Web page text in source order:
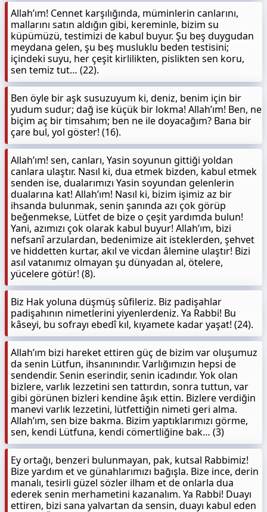
Allah’ım! Cennet karşılığında, müminlerin canlarını,
mallarını satın aldığın gibi, kereminle, bizim su
küpümüzü, testimizi de kabul buyur. Şu beş duygudan
meydana gelen, şu beş musluklu beden testisini;
içindeki suyu, her çeşit kirlilikten, pislikten sen koru,
sen temiz tut… (22).
Ben öyle bir aşk susuzuyum ki, deniz, benim için bir
yudum sudur; dağ ise küçük bir lokma! Allah’ım! Ben, ne
biçim aç bir timsahım; ben ne ile doyacağım? Bana bir
çare bul, yol göster! (16).
Allah’ım! sen, canları, Yasin soyunun gittiği yoldan
canlara ulaştır. Nasıl ki, dua etmek bizden, kabul etmek
senden ise, dualarımızı Yasin soyundan gelenlerin
dualarına kat! Allah’ım! Nasıl ki, bizim işimiz az bir
ihsanda bulunmak, senin şanında azı çok görüp
beğenmekse, Lütfet de bize o çeşit yardımda bulun!
Yani, azımızı çok olarak kabul buyur! Allah’ım, bizi
nefsanî arzulardan, bedenimize ait isteklerden, şehvet
ve hiddetten kurtar, akıl ve vicdan âlemine ulaştır! Bizi
asıl vatanımız olmayan şu dünyadan al, ötelere,
yücelere götür! (8).
Biz Hak yoluna düşmüş sûfileriz. Biz padişahlar
padişahının nimetlerini yiyenlerdeniz. Ya Rabbi! Bu
kâseyi, bu sofrayı ebedî kıl, kıyamete kadar yaşat! (24).
Allah’ım bizi hareket ettiren güç de bizim var oluşumuz
da senin Lütfun, ihsanınındır. Varlığımızın hepsi de
sendendir. Senin eserindir, senin icadındır. Yok olan
bizlere, varlık lezzetini sen tattırdın, sonra tuttun, var
gibi görünen bizleri kendine âşık ettin. Bizlere verdiğin
manevi varlık lezzetini, lütfettiğin nimeti geri alma.
Allah’ım, sen bize bakma. Bizim yaptıklarımızı görme,
sen, kendi Lütfuna, kendi cömertliğine bak… (3)
Ey ortağı, benzeri bulunmayan, pak, kutsal Rabbimiz!
Bize yardım et ve günahlarımızı bağışla. Bize ince, derin
manalı, tesirli güzel sözler ilham et de onlarla dua
ederek senin merhametini kazanalım. Ya Rabbi! Duayı
ettiren, bizi sana yalvartan da sensin, duayı kabul eden